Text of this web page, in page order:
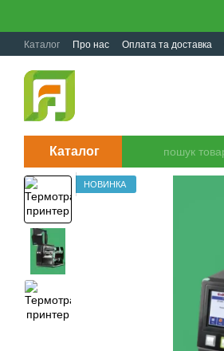
Каталог Про нас Оплата та доставка
Каталог
НОВИНКА